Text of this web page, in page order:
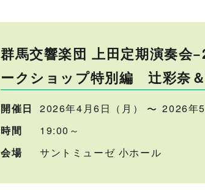
群馬交響楽団 上田定期演奏
ークショップ特別編 辻彩奈
開催日 2026年4月6日（月）
2026年
時間
19:00～
会場
サントミューゼ 小ホール